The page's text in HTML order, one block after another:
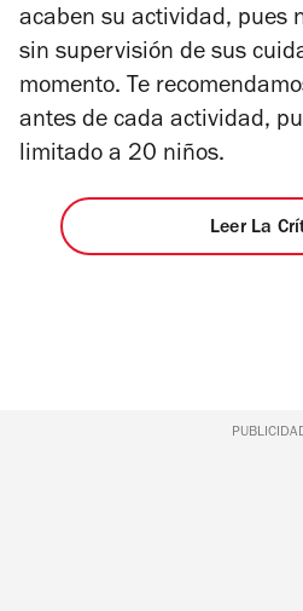
acaben su actividad, pues
sin supervisión de sus
momento. Te
antes de cada actividad,
limitado a 20 niños.
Leer La